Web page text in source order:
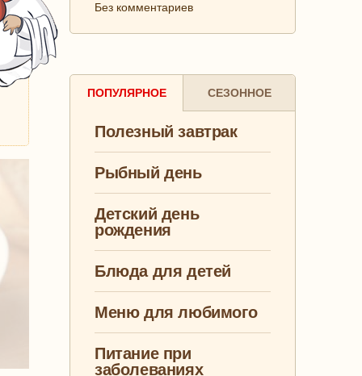
Без комментариев
ПОПУЛЯРНОЕ СЕЗОННОЕ
Полезный завтрак
Рыбный день
Детский день
рождения
Блюда для детей
Меню для любимого
Питание при
заболеваниях